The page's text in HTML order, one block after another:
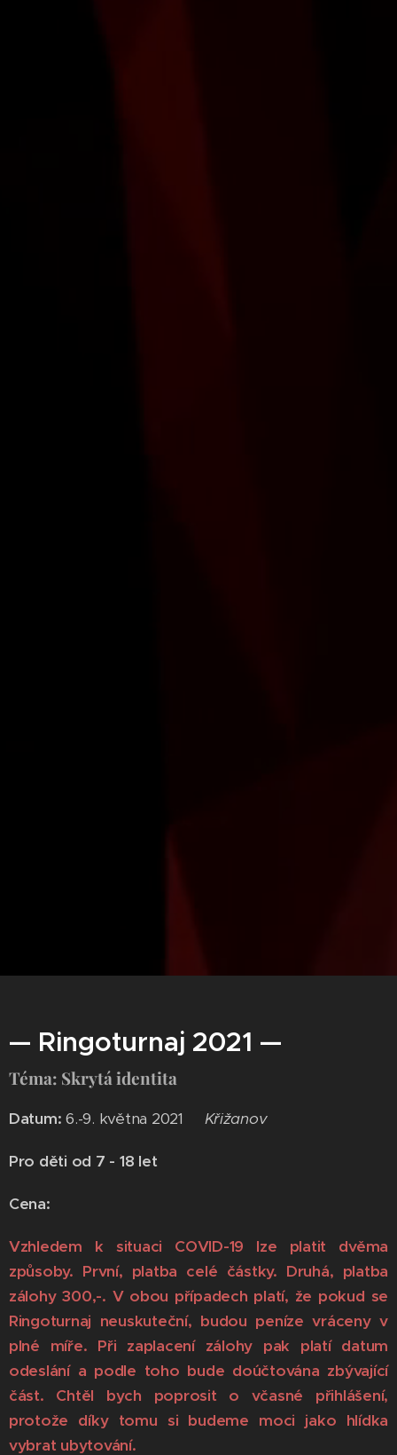
— Ringoturnaj 2021 —
Téma: Skrytá identita
Datum: 6.-9. května 2021 Křižanov
Pro děti od 7 - 18 let
Cena:
Vzhledem k situaci COVID-19 lze platit dvěma
způsoby. První, platba celé částky. Druhá, platba
zálohy 300,-. V obou případech platí, že pokud se
Ringoturnaj neuskuteční, budou peníze vráceny v
plné míře. Při zaplacení zálohy pak platí datum
odeslání a podle toho bude doúčtována zbývající
část. Chtěl bych poprosit o včasné přihlášení,
protože díky tomu si budeme moci jako hlídka
vybrat ubytování.